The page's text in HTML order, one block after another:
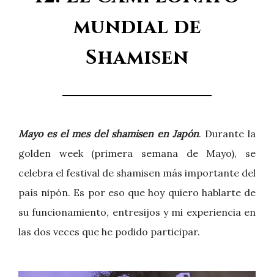
mundial de
Shamisen
Mayo es el mes del shamisen en Japón. Durante la
golden week (primera semana de Mayo), se
celebra el festival de shamisen más importante del
país nipón. Es por eso que hoy quiero hablarte de
su funcionamiento, entresijos y mi experiencia en
las dos veces que he podido participar.